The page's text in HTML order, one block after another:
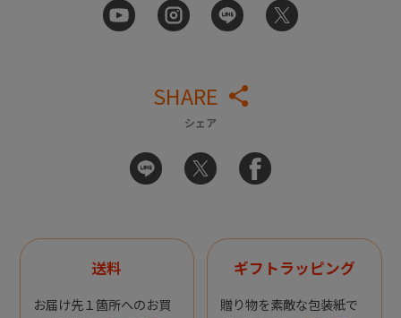
SHARE
シェア
送料
お届け先１箇所へのお買
ギフトラッピング
贈り物を素敵な包装紙で